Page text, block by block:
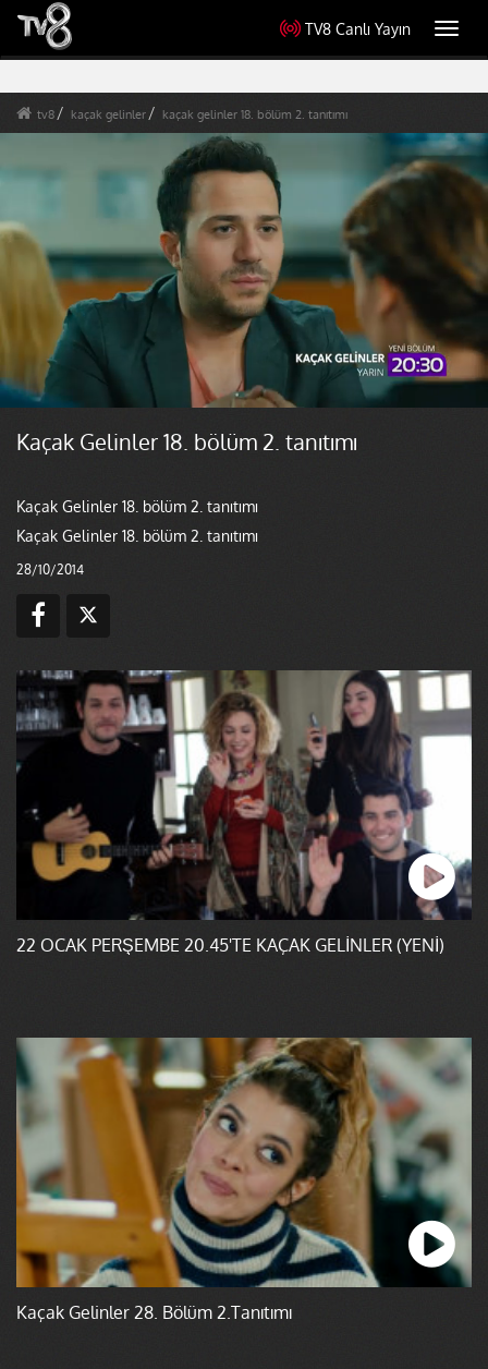
TV8 Canlı Yayın
tv8 kaçak gelinler kaçak gelinler 18. bölüm 2. tanıtımı
Kaçak Gelinler 18. bölüm 2. tanıtımı
Kaçak Gelinler 18. bölüm 2. tanıtımı
Kaçak Gelinler 18. bölüm 2. tanıtımı
28/10/2014
22 OCAK PERŞEMBE 20.45'TE KAÇAK GELİNLER (YENİ)
Kaçak Gelinler 28. Bölüm 2.Tanıtımı